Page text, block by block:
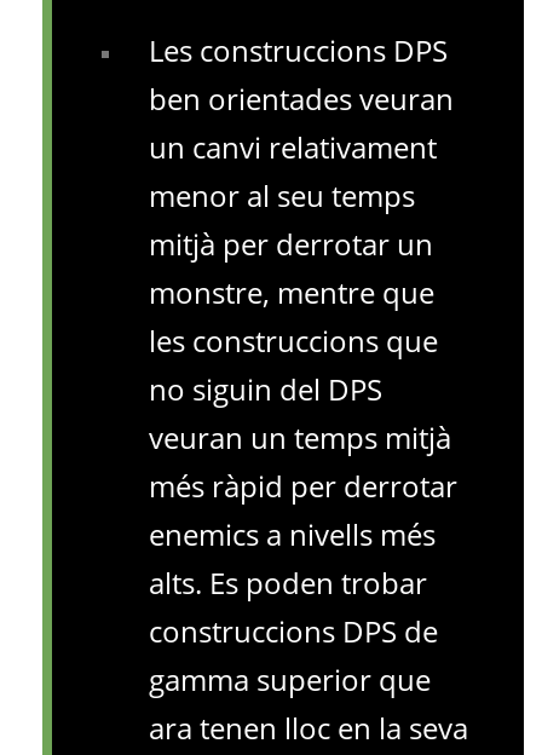
Les construccions DPS
ben orientades veuran
un canvi relativament
menor al seu temps
mitjà per derrotar un
monstre, mentre que
les construccions que
no siguin del DPS
veuran un temps mitjà
més ràpid per derrotar
enemics a nivells més
alts. Es poden trobar
construccions DPS de
gamma superior que
ara tenen lloc en la seva